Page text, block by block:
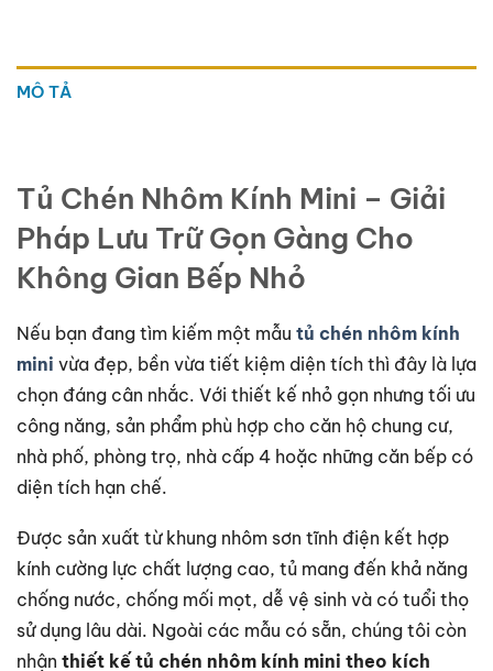
MÔ TẢ
Tủ Chén Nhôm Kính Mini – Giải
Pháp Lưu Trữ Gọn Gàng Cho
Không Gian Bếp Nhỏ
Nếu bạn đang tìm kiếm một mẫu tủ chén nhôm kính
mini vừa đẹp, bền vừa tiết kiệm diện tích thì đây là lựa
chọn đáng cân nhắc. Với thiết kế nhỏ gọn nhưng tối ưu
công năng, sản phẩm phù hợp cho căn hộ chung cư,
nhà phố, phòng trọ, nhà cấp 4 hoặc những căn bếp có
diện tích hạn chế.
Được sản xuất từ khung nhôm sơn tĩnh điện kết hợp
kính cường lực chất lượng cao, tủ mang đến khả năng
chống nước, chống mối mọt, dễ vệ sinh và có tuổi thọ
sử dụng lâu dài. Ngoài các mẫu có sẵn, chúng tôi còn
nhận thiết kế tủ chén nhôm kính mini theo kích